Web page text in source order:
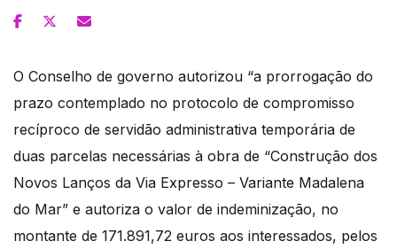
O Conselho de governo autorizou “a prorrogação do
prazo contemplado no protocolo de compromisso
recíproco de servidão administrativa temporária de
duas parcelas necessárias à obra de “Construção dos
Novos Lanços da Via Expresso – Variante Madalena
do Mar” e autoriza o valor de indeminização, no
montante de 171.891,72 euros aos interessados, pelos